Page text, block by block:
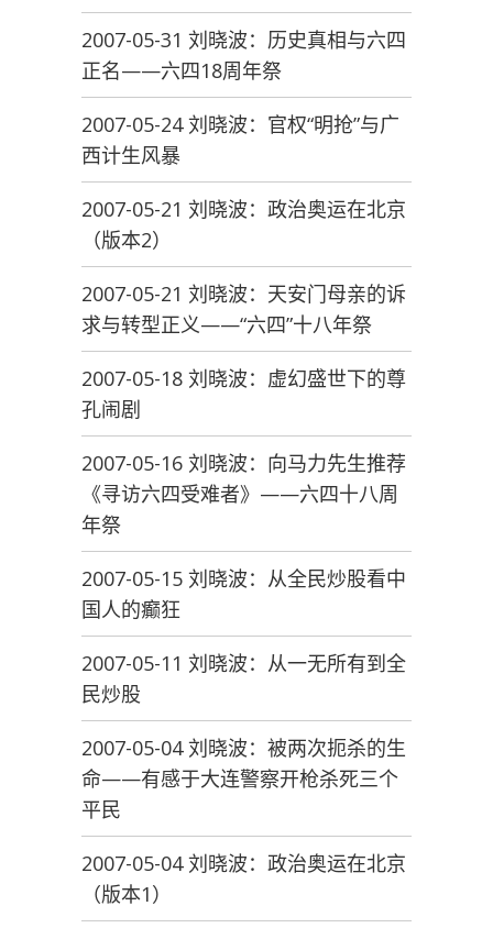
2007-05-31 刘晓波：历史真相与六四
正名——六四18周年祭
2007-05-24 刘晓波：官权“明抢”与广
西计生风暴
2007-05-21 刘晓波：政治奥运在北京
（版本2）
2007-05-21 刘晓波：天安门母亲的诉
求与转型正义——“六四”十八年祭
2007-05-18 刘晓波：虚幻盛世下的尊
孔闹剧
2007-05-16 刘晓波：向马力先生推荐
《寻访六四受难者》——六四十八周
年祭
2007-05-15 刘晓波：从全民炒股看中
国人的癫狂
2007-05-11 刘晓波：从一无所有到全
民炒股
2007-05-04 刘晓波：被两次扼杀的生
命——有感于大连警察开枪杀死三个
平民
2007-05-04 刘晓波：政治奥运在北京
（版本1）